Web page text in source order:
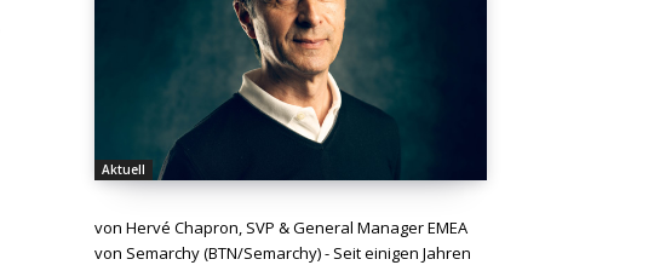
Aktuell
von Hervé Chapron, SVP & General Manager EMEA
von Semarchy (BTN/Semarchy) - Seit einigen Jahren